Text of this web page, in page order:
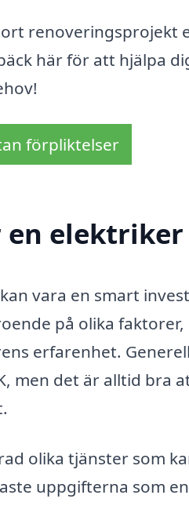
renoveringsprojekt
här för att hjälpa
förpliktelser
elektriker
vara en smart
på olika
erfarenhet.
men det är alltid
olika tjänster som
uppgifterna som